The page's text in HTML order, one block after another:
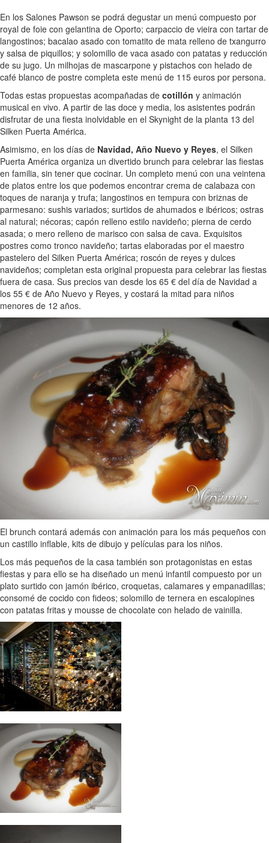
En los Salones Pawson se podrá degustar un menú compuesto por
royal de foie con gelantina de Oporto; carpaccio de vieira con tartar de
langostinos; bacalao asado con tomatito de mata relleno de txangurro
y salsa de piquillos; y solomillo de vaca asado con patatas y reducción
de su jugo. Un milhojas de mascarpone y pistachos con helado de
café blanco de postre completa este menú de 115 euros por persona.
Todas estas propuestas acompañadas de cotillón y animación
musical en vivo. A partir de las doce y media, los asistentes podrán
disfrutar de una fiesta inolvidable en el Skynight de la planta 13 del
Silken Puerta América.
Asimismo, en los días de Navidad, Año Nuevo y Reyes, el Silken
Puerta América organiza un divertido brunch para celebrar las fiestas
en familia, sin tener que cocinar. Un completo menú con una veintena
de platos entre los que podemos encontrar crema de calabaza con
toques de naranja y trufa; langostinos en tempura con briznas de
parmesano: sushis variados; surtidos de ahumados e ibéricos; ostras
al natural; nécoras; capón relleno estilo navideño; pierna de cerdo
asada; o mero relleno de marisco con salsa de cava. Exquisitos
postres como tronco navideño; tartas elaboradas por el maestro
pastelero del Silken Puerta América; roscón de reyes y dulces
navideños; completan esta original propuesta para celebrar las fiestas
fuera de casa. Sus precios van desde los 65 € del día de Navidad a
los 55 € de Año Nuevo y Reyes, y costará la mitad para niños
menores de 12 años.
El brunch contará además con animación para los más pequeños con
un castillo inflable, kits de dibujo y películas para los niños.
Los más pequeños de la casa también son protagonistas en estas
fiestas y para ello se ha diseñado un menú infantil compuesto por un
plato surtido con jamón ibérico, croquetas, calamares y empanadillas;
consomé de cocido con fideos; solomillo de ternera en escalopines
con patatas fritas y mousse de chocolate con helado de vainilla.